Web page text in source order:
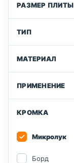
РАЗМЕР ПЛИТЫ
ТИП
МАТЕРИАЛ
ПРИМЕНЕНИЕ
КРОМКА
Микролук
Борд